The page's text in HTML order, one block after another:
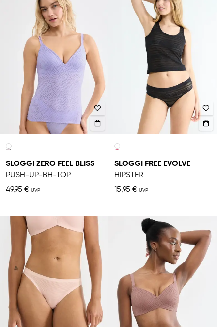
SLOGGI ZERO FEEL BLISS
PUSH-UP-BH-TOP
49,95 €
SLOGGI FREE EVOLVE
HIPSTER
15,95 €